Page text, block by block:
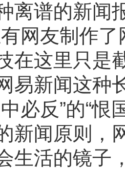
离谱的新闻
网友制作
在这里只是
易新闻这种
必反”的“恨
新闻原则，
生活的镜子